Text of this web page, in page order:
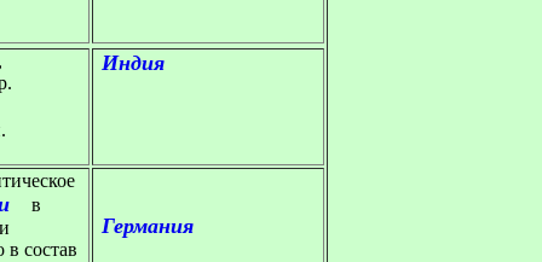
Индия
в
состав
Германия